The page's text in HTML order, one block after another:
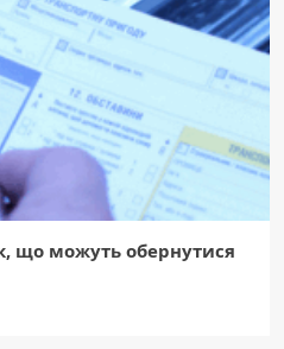
що можуть обернутися